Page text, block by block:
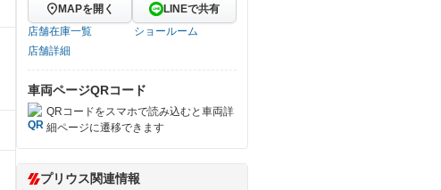
MAPを開く
LINEで共有
店舗在庫一覧
ショールーム
店舗詳細
車両ページQRコード
QRコードをスマホで読み込むと車両詳
細ページに遷移できます
プリウス関連情報